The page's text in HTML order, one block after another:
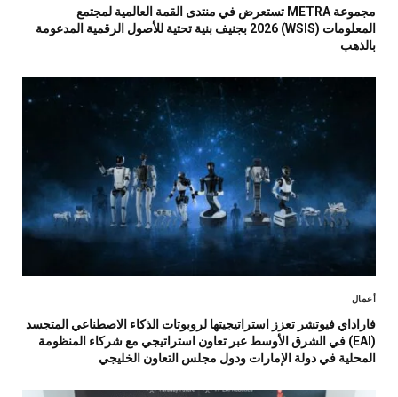
مجموعة METRA تستعرض في منتدى القمة العالمية لمجتمع
المعلومات (WSIS) 2026 بجنيف بنية تحتية للأصول الرقمية المدعومة
بالذهب
أعمال
فاراداي فيوتشر تعزز استراتيجيتها لروبوتات الذكاء الاصطناعي المتجسد
(EAI) في الشرق الأوسط عبر تعاون استراتيجي مع شركاء المنظومة
المحلية في دولة الإمارات ودول مجلس التعاون الخليجي